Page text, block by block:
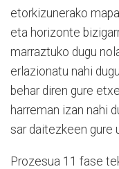
etorkizunerako
eta horizonte
marraztuko dugu
erlazionatu nahi
behar diren gure
harreman izan nahi
sar daitezkeen gure
Prozesua 11 fase